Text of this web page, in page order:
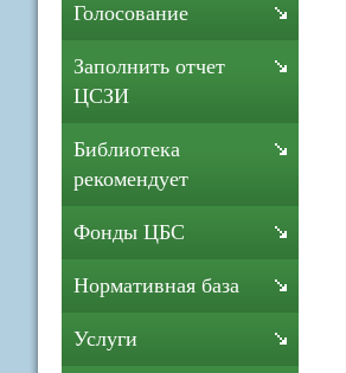
Голосование
Заполнить отчет
ЦСЗИ
Библиотека
рекомендует
Фонды ЦБС
Нормативная база
Услуги